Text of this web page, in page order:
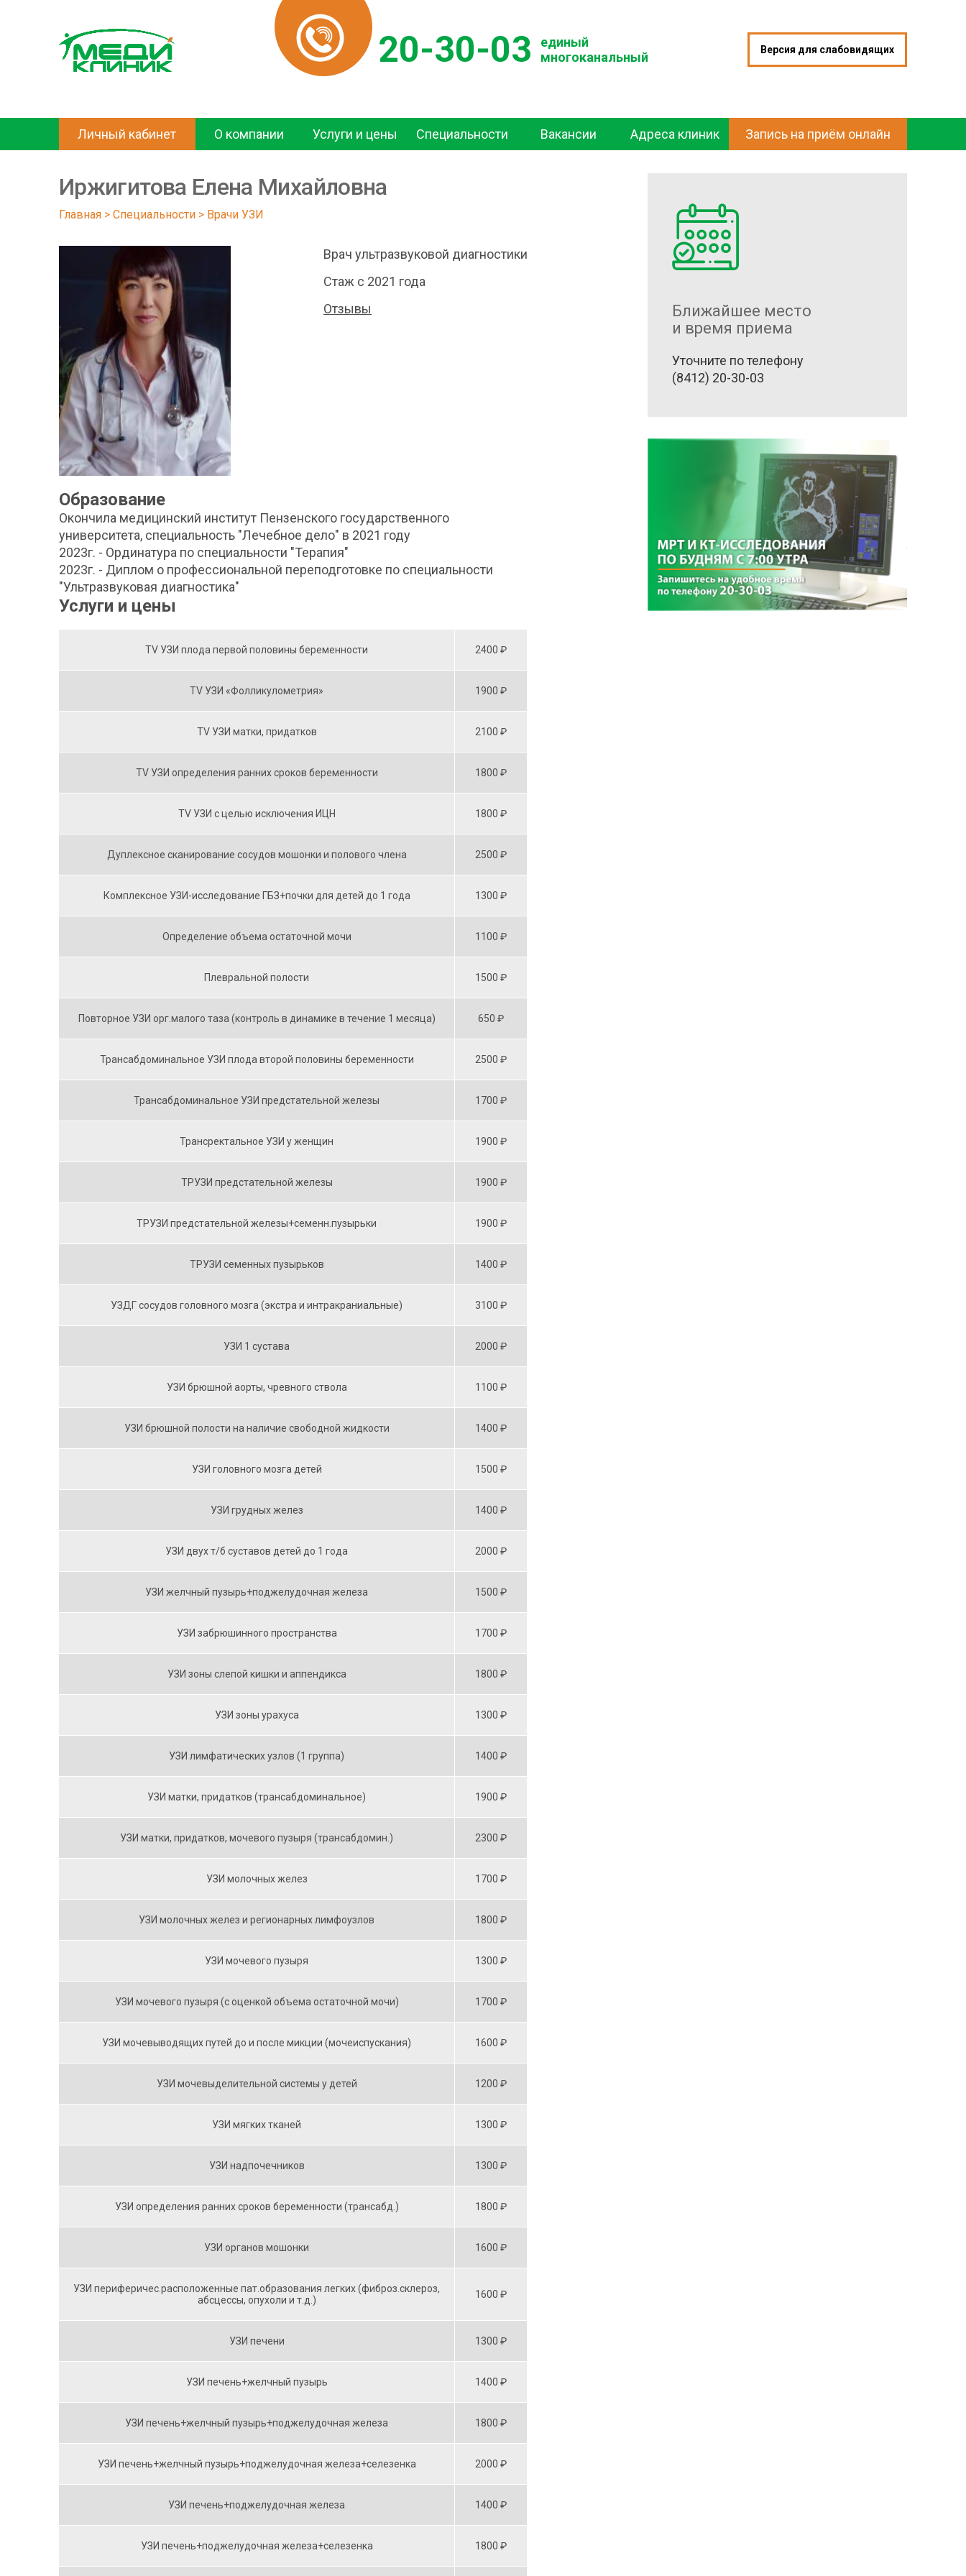
20-30-03
единый
многоканальный
Версия для слабовидящих
Личный кабинет О компании Услуги и цены Специальности Вакансии Адреса клиник Запись на приём онлайн
Иржигитова Елена Михайловна
Главная > Специальности > Врачи УЗИ
Врач ультразвуковой диагностики
Стаж с 2021 года
Отзывы
Образование
Окончила медицинский институт Пензенского государственного
университета, специальность "Лечебное дело" в 2021 году
2023г. - Ординатура по специальности "Терапия"
2023г. - Диплом о профессиональной переподготовке по специальности
"Ультразвуковая диагностика"
Услуги и цены
TV УЗИ плода первой половины беременности 2400 ₽
TV УЗИ «Фолликулометрия» 1900 ₽
TV УЗИ матки, придатков 2100 ₽
TV УЗИ определения ранних сроков беременности 1800 ₽
TV УЗИ с целью исключения ИЦН 1800 ₽
Дуплексное сканирование сосудов мошонки и полового члена 2500 ₽
Комплексное УЗИ-исследование ГБЗ+почки для детей до 1 года 1300 ₽
Определение объема остаточной мочи 1100 ₽
Плевральной полости 1500 ₽
Повторное УЗИ орг.малого таза (контроль в динамике в течение 1 месяца) 650 ₽
Трансабдоминальное УЗИ плода второй половины беременности 2500 ₽
Трансабдоминальное УЗИ предстательной железы 1700 ₽
Трансректальное УЗИ у женщин 1900 ₽
ТРУЗИ предстательной железы 1900 ₽
ТРУЗИ предстательной железы+семенн.пузырьки 1900 ₽
ТРУЗИ семенных пузырьков 1400 ₽
УЗДГ сосудов головного мозга (экстра и интракраниальные) 3100 ₽
УЗИ 1 сустава 2000 ₽
УЗИ брюшной аорты, чревного ствола 1100 ₽
УЗИ брюшной полости на наличие свободной жидкости 1400 ₽
УЗИ головного мозга детей 1500 ₽
УЗИ грудных желез 1400 ₽
УЗИ двух т/б суставов детей до 1 года 2000 ₽
УЗИ желчный пузырь+поджелудочная железа 1500 ₽
УЗИ забрюшинного пространства 1700 ₽
УЗИ зоны слепой кишки и аппендикса 1800 ₽
УЗИ зоны урахуса 1300 ₽
УЗИ лимфатических узлов (1 группа) 1400 ₽
УЗИ матки, придатков (трансабдоминальное) 1900 ₽
УЗИ матки, придатков, мочевого пузыря (трансабдомин.) 2300 ₽
УЗИ молочных желез 1700 ₽
УЗИ молочных желез и регионарных лимфоузлов 1800 ₽
УЗИ мочевого пузыря 1300 ₽
УЗИ мочевого пузыря (с оценкой объема остаточной мочи) 1700 ₽
УЗИ мочевыводящих путей до и после микции (мочеиспускания) 1600 ₽
УЗИ мочевыделительной системы у детей 1200 ₽
УЗИ мягких тканей 1300 ₽
УЗИ надпочечников 1300 ₽
УЗИ определения ранних сроков беременности (трансабд.) 1800 ₽
УЗИ органов мошонки 1600 ₽
УЗИ периферичес.расположенные пат.образования легких (фиброз.склероз,
абсцессы, опухоли и т.д.)
1600 ₽
УЗИ печени 1300 ₽
УЗИ печень+желчный пузырь 1400 ₽
УЗИ печень+желчный пузырь+поджелудочная железа 1800 ₽
УЗИ печень+желчный пузырь+поджелудочная железа+селезенка 2000 ₽
УЗИ печень+поджелудочная железа 1400 ₽
УЗИ печень+поджелудочная железа+селезенка 1800 ₽
Ближайшее место
Уточните по телефону
(8412) 20-30-03